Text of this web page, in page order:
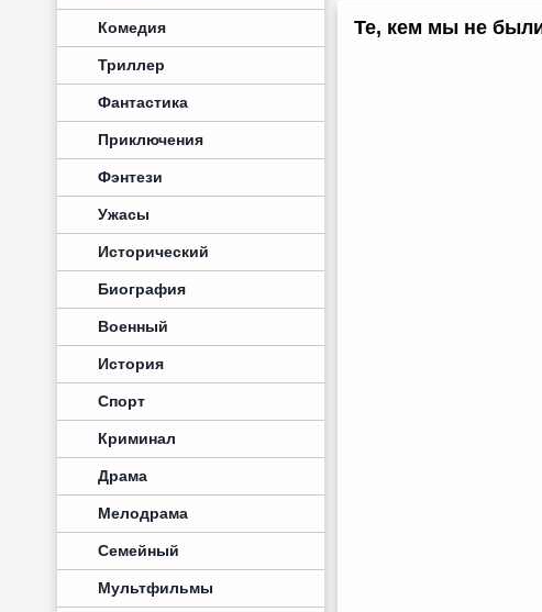
Комедия
Триллер
Фантастика
Приключения
Фэнтези
Ужасы
Исторический
Биография
Военный
История
Спорт
Криминал
Драма
Мелодрама
Семейный
Мультфильмы
Те, кем мы не